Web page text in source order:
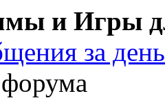
и Игры
за день